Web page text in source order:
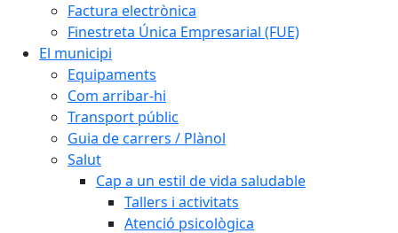
Factura electrònica
Finestreta Única Empresarial (FUE)
El municipi
Equipaments
Com arribar-hi
Transport públic
Guia de carrers / Plànol
Salut
Cap a un estil de vida saludable
Tallers i activitats
Atenció psicològica